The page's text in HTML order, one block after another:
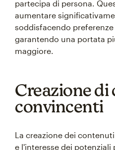
partecipa di persona.
aumentare
soddisfacendo
garantendo una portata
maggiore.
Creazione
convincenti
La creazione dei
e l'interesse dei